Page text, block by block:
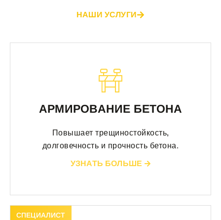
НАШИ УСЛУГИ
АРМИРОВАНИЕ БЕТОНА
Повышает трещиностойкость,
долговечность и прочность бетона.
УЗНАТЬ БОЛЬШЕ
СПЕЦИАЛИСТ